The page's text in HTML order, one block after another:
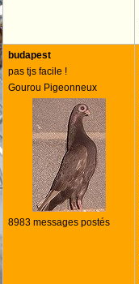
budapest
pas tjs facile !
Gourou Pigeonneux
8983 messages postés